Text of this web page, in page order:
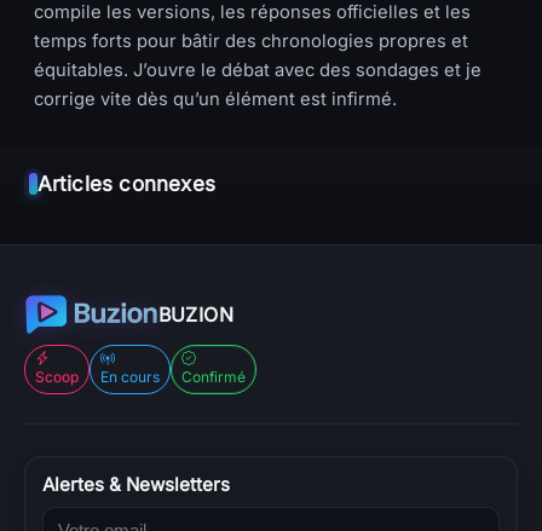
compile les versions, les réponses officielles et les
temps forts pour bâtir des chronologies propres et
équitables. J’ouvre le débat avec des sondages et je
corrige vite dès qu’un élément est infirmé.
Articles connexes
BUZION
Scoop En cours Confirmé
Alertes & Newsletters